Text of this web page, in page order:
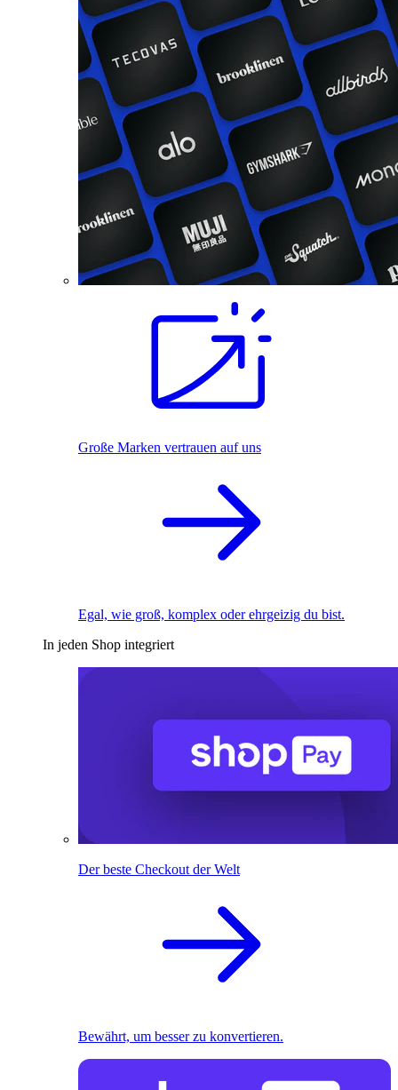
Große Marken vertrauen auf uns
Egal, wie groß, komplex oder ehrgeizig du bist.
In jeden Shop integriert
Der beste Checkout der Welt
Bewährt, um besser zu konvertieren.